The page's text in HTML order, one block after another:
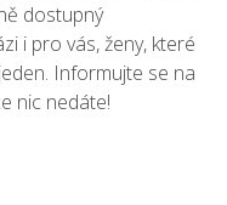
dostupný
i pro vás, ženy, které
Informujte se na
nic nedáte!